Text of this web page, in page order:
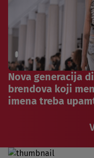
Nova generacija
brendova koji
imena treba